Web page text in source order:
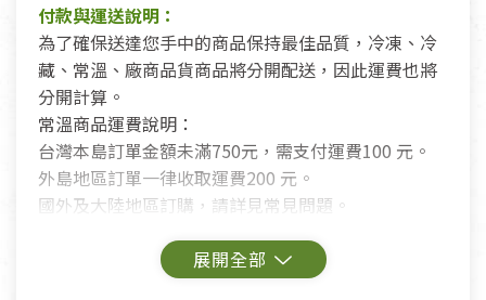
付款與運送說明：
為了確保送達您手中的商品保持最佳品質，冷凍、冷
藏、常溫、廠商品貨商品將分開配送，因此運費也將
分開計算。
常溫商品運費說明：
台灣本島訂單金額未滿750元，需支付運費100 元。
外島地區訂單一律收取運費200 元。
國外及大陸地區訂購，請詳見常見問題。
鑑賞期商品說明：